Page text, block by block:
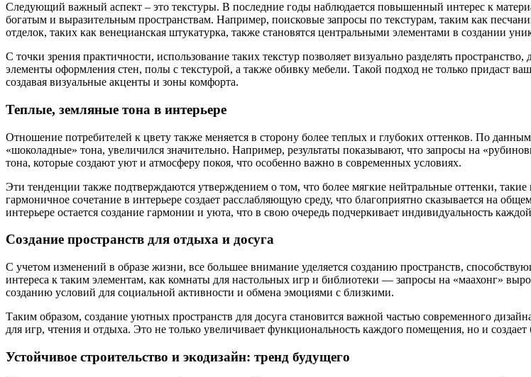
Следующий важный аспект – это текстуры. В последние годы наблюдается повышенный интерес к
богатым и выразительным пространствам. Например, поисковые запросы по текстурам, таким как
отделок, таких как венецианская штукатурка, также становятся центральными элементами в создании
С точки зрения практичности, использование таких текстур позволяет визуально разделять
элементы оформления стен, полы с текстурой, а также обивку мебели. Такой подход не только придаст
создавая визуальные акценты и зоны комфорта.
Теплые, земляные тона в интерьере
Отношение потребителей к цвету также меняется в сторону более теплых и глубоких оттенков. По
«шоколадные» тона, увеличился значительно. Например, результаты показывают, что запросы на
тона, которые создают уют и атмосферу покоя, что особенно важно в современных условиях.
Эти тенденции также подтверждаются утверждением о том, что более мягкие нейтральные оттенки,
гармоничное сочетание в интерьере создает расслабляющую среду, что благоприятно сказывается на
интерьере остается создание гармонии и уюта, что в свою очередь подчеркивает индивидуальность
Создание пространств для отдыха и досуга
С учетом изменений в образе жизни, все большее внимание уделяется созданию пространств,
интереса к таким элементам, как комнаты для настольных игр и библиотеки — запросы на «маахонг»
созданию условий для социальной активности и обмена эмоциями с близкими.
Таким образом, создание уютных пространств для досуга становится важной частью современного
для игр, чтения и отдыха. Это не только увеличивает функциональность каждого помещения, но и
Устойчивое строительство и экодизайн: тренд будущего